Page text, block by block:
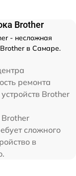
Brother
- несложная
в Самаре.
ремонта
Brother
Brother
сложного
в